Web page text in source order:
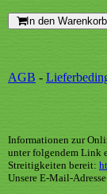
In den Warenkorb
AGB -
Informationen zur
unter folgendem Link
Streitigkeiten bereit:
Unsere E-Mail-